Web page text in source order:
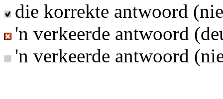
die korrekte antwoord
'n verkeerde antwoord
'n verkeerde antwoord